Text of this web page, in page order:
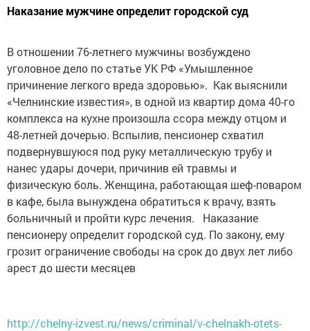
Наказание мужчине определит городской суд
В отношении 76-летнего мужчины возбуждено
уголовное дело по статье УК РФ «Умышленное
причинение легкого вреда здоровью». Как выяснили
«Челнинские известия», в одной из квартир дома 40-го
комплекса на кухне произошла ссора между отцом и
48-летней дочерью. Вспылив, пенсионер схватил
подвернувшуюся под руку металлическую трубу и
нанес удары дочери, причинив ей травмы и
физическую боль. Женщина, работающая шеф-поваром
в кафе, была вынуждена обратиться к врачу, взять
больничный и пройти курс лечения. Наказание
пенсионеру определит городской суд. По закону, ему
грозит ограничение свободы на срок до двух лет либо
арест до шести месяцев
http://chelny-izvest.ru/news/criminal/v-chelnakh-otets-